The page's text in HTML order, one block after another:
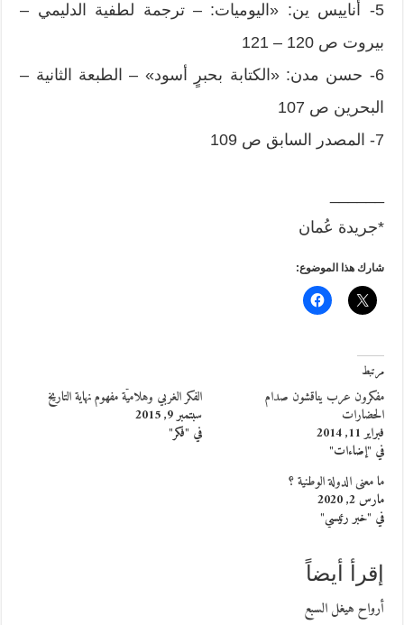
5- أناييس ين: «اليوميات: – ترجمة لطفية الدليمي –
بيروت ص 120 – 121
6- حسن مدن: «الكتابة بحبرٍ أسود» – الطبعة الثانية –
البحرين ص 107
7- المصدر السابق ص 109
*جريدة عُمان
شارك هذا الموضوع:
مرتبط
مفكرون عرب يناقشون صدام
الحضارات
فبراير 11, 2014
في "إضاءات"
الفكر الغربي وهلاميّة مفهوم نهاية التاريخ
سبتمبر 9, 2015
في "فكر"
ما معنى الدولة الوطنية ؟
مارس 2, 2020
في "خبر رئيسي"
إقرأ أيضاً
أرواح هيغل السبع